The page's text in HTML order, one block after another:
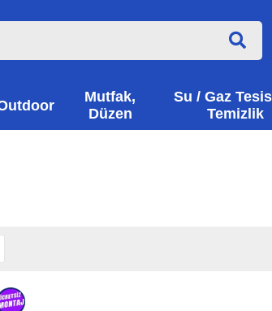
Mutfak,
Düzen
Su / Gaz
Temizlik